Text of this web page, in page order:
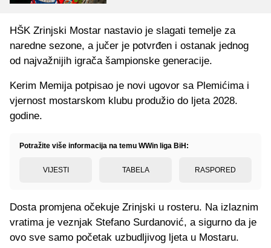
HŠK Zrinjski Mostar nastavio je slagati temelje za
naredne sezone, a jučer je potvrđen i ostanak jednog
od najvažnijih igrača šampionske generacije.
Kerim Memija potpisao je novi ugovor sa Plemićima i
vjernost mostarskom klubu produžio do ljeta 2028.
godine.
Potražite više informacija na temu WWin liga BiH:
VIJESTI TABELA RASPORED
Dosta promjena očekuje Zrinjski u rosteru. Na izlaznim
vratima je veznjak Stefano Surdanović, a sigurno da je
ovo sve samo početak uzbudljivog ljeta u Mostaru.